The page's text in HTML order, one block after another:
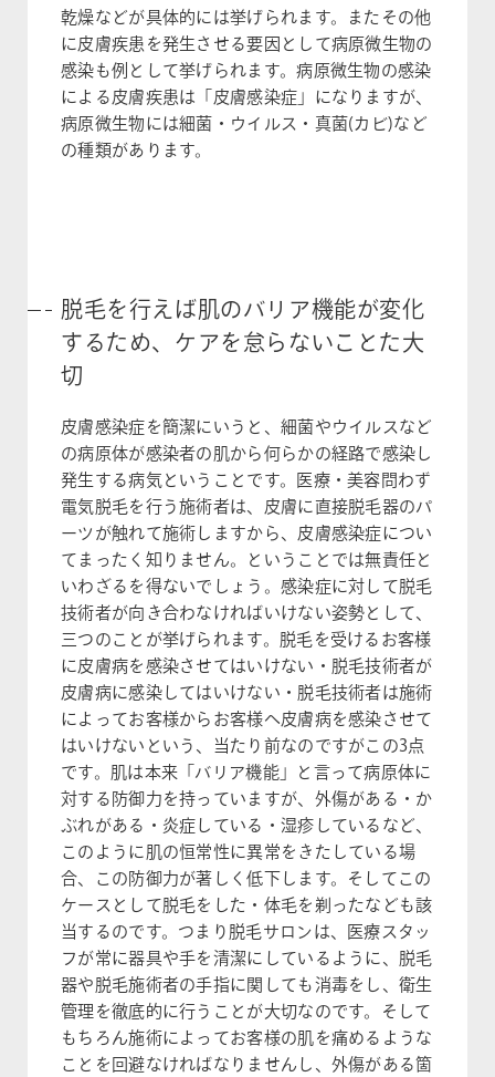
乾燥などが具体的には挙げられます。またその他
に皮膚疾患を発生させる要因として病原微生物の
感染も例として挙げられます。病原微生物の感染
による皮膚疾患は「皮膚感染症」になりますが、
病原微生物には細菌・ウイルス・真菌(カビ)など
の種類があります。
脱毛を行えば肌のバリア機能が変化
するため、ケアを怠らないことた大
切
皮膚感染症を簡潔にいうと、細菌やウイルスなど
の病原体が感染者の肌から何らかの経路で感染し
発生する病気ということです。医療・美容問わず
電気脱毛を行う施術者は、皮膚に直接脱毛器のパ
ーツが触れて施術しますから、皮膚感染症につい
てまったく知りません。ということでは無責任と
いわざるを得ないでしょう。感染症に対して脱毛
技術者が向き合わなければいけない姿勢として、
三つのことが挙げられます。脱毛を受けるお客様
に皮膚病を感染させてはいけない・脱毛技術者が
皮膚病に感染してはいけない・脱毛技術者は施術
によってお客様からお客様へ皮膚病を感染させて
はいけないという、当たり前なのですがこの3点
です。肌は本来「バリア機能」と言って病原体に
対する防御力を持っていますが、外傷がある・か
ぶれがある・炎症している・湿疹しているなど、
このように肌の恒常性に異常をきたしている場
合、この防御力が著しく低下します。そしてこの
ケースとして脱毛をした・体毛を剃ったなども該
当するのです。つまり脱毛サロンは、医療スタッ
フが常に器具や手を清潔にしているように、脱毛
器や脱毛施術者の手指に関しても消毒をし、衛生
管理を徹底的に行うことが大切なのです。そして
もちろん施術によってお客様の肌を痛めるような
ことを回避なければなりませんし、外傷がある箇